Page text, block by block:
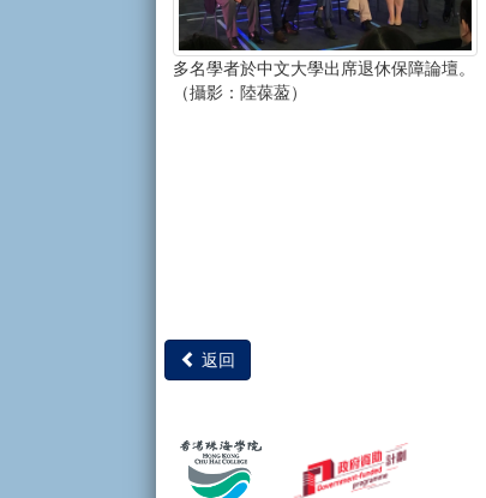
多名學者於中文大學出席退休保障論壇。
（攝影：陸葆萾）
返回